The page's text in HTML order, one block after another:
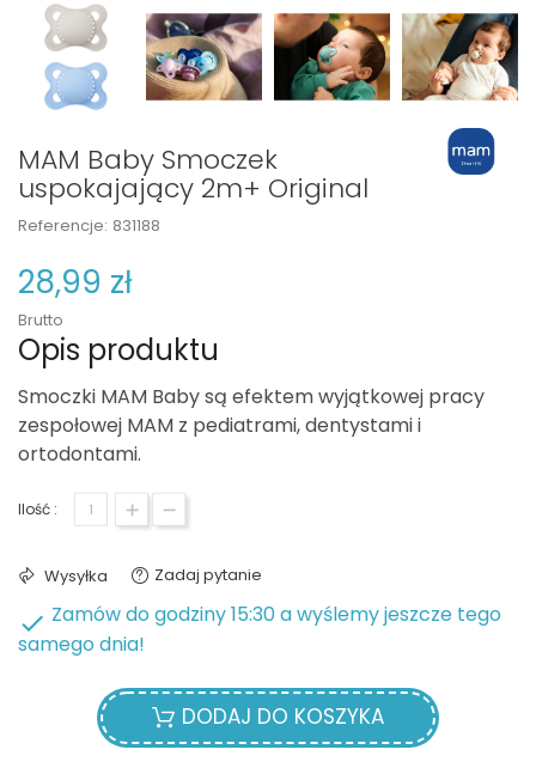
MAM Baby Smoczek
uspokajający 2m+ Original
Referencje: 831188
28,99 zł
Brutto
Opis produktu
Smoczki MAM Baby są efektem wyjątkowej pracy
zespołowej MAM z pediatrami, dentystami i
ortodontami.
Ilość :
Wysyłka Zadaj pytanie
 Zamów do godziny 15:30 a wyślemy jeszcze tego
samego dnia!
DODAJ DO KOSZYKA